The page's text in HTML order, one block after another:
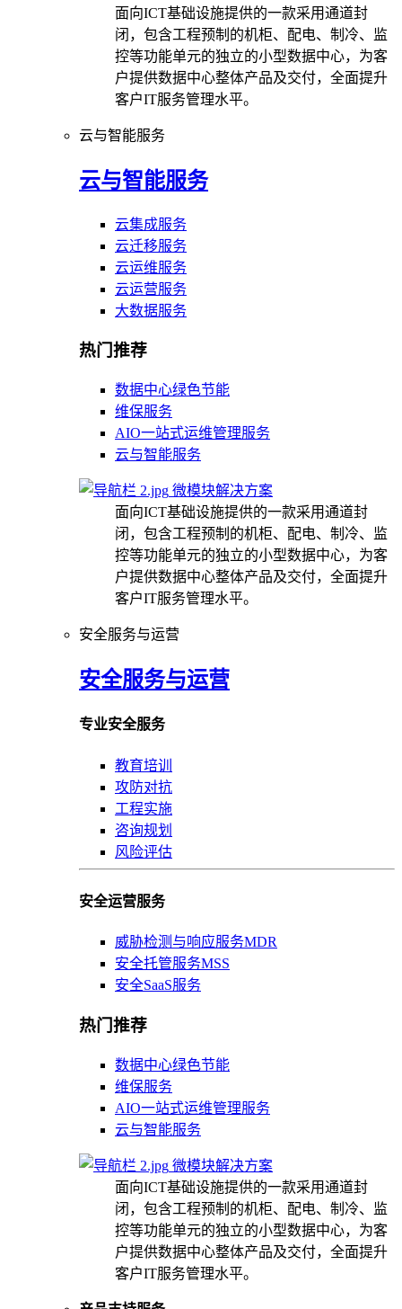
面向ICT基础设施提供的一款采用通道封
闭，包含工程预制的机柜、配电、制冷、监
控等功能单元的独立的小型数据中心，为客
户提供数据中心整体产品及交付，全面提升
客户IT服务管理水平。
云与智能服务
云与智能服务
云集成服务
云迁移服务
云运维服务
云运营服务
大数据服务
热门推荐
数据中心绿色节能
维保服务
AIO一站式运维管理服务
云与智能服务
微模块解决方案
面向ICT基础设施提供的一款采用通道封
闭，包含工程预制的机柜、配电、制冷、监
控等功能单元的独立的小型数据中心，为客
户提供数据中心整体产品及交付，全面提升
客户IT服务管理水平。
安全服务与运营
安全服务与运营
专业安全服务
教育培训
攻防对抗
工程实施
咨询规划
风险评估
安全运营服务
威胁检测与响应服务MDR
安全托管服务MSS
安全SaaS服务
热门推荐
数据中心绿色节能
维保服务
AIO一站式运维管理服务
云与智能服务
微模块解决方案
面向ICT基础设施提供的一款采用通道封
闭，包含工程预制的机柜、配电、制冷、监
控等功能单元的独立的小型数据中心，为客
户提供数据中心整体产品及交付，全面提升
客户IT服务管理水平。